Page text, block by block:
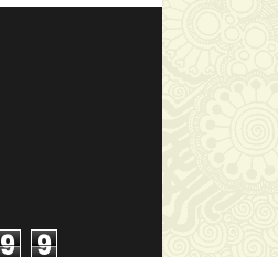
9 9